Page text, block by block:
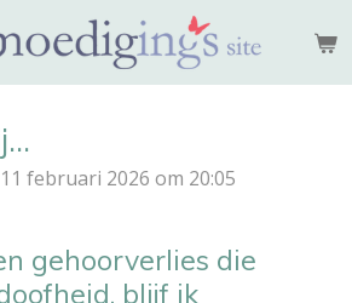
februari 2026 om 20:05
gehoorverlies die
blijf ik